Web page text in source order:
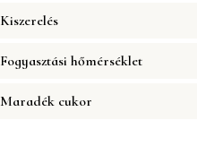
Kiszerelés
Fogyasztási hőmérséklet
Maradék cukor